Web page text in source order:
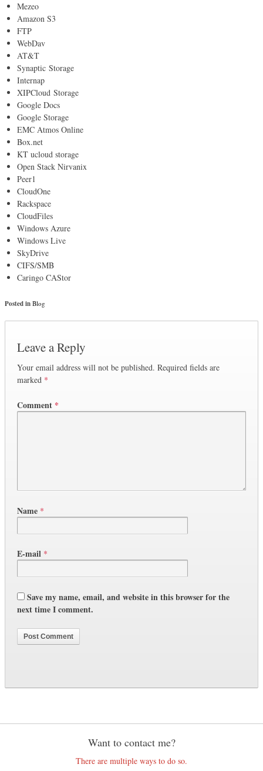
Mezeo
Amazon S3
FTP
WebDav
AT&T
Synaptic Storage
Internap
XIPCloud Storage
Google Docs
Google Storage
EMC Atmos Online
Box.net
KT ucloud storage
Open Stack Nirvanix
Peer1
CloudOne
Rackspace
CloudFiles
Windows Azure
Windows Live
SkyDrive
CIFS/SMB
Caringo CAStor
Posted in Blog
Leave a Reply
Your email address will not be published. Required fields are
marked *
Comment *
Name *
E-mail *
Save my name, email, and website in this browser for the
next time I comment.
Want to contact me?
There are multiple ways to do so.